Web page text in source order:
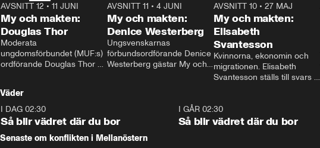
26:27
AVSNITT 12 • 11 JUNI
My och makten:
Douglas Thor
Moderata
ungdomsförbundet (MUF:s)
ordförande Douglas Thor
tonårsutvisningarna och hur
Moderaterna ska locka
väljare till valet i höst.
23:40
AVSNITT 11 •4 JUNI
My och makten:
Denice Westerberg
Ungsvenskarnas
förbundsordförande Denice
Westerberg gästar My och
AVSNITT 10 •27 MAJ
My och makten:
Elisabeth
Svantesson
Kvinnorna, ekonomin och
migrationen. Elisabeth
Svantesson ställs till svars
Väder
I DAG 02:30
Så blir vädret där du bor
I GÅR 02:30
Så blir vädret där du bor
Senaste om konflikten i Mellanöstern